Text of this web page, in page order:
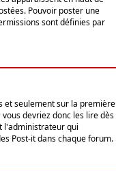
Pouvoir poster une
sont définies par
et seulement sur la première
devriez donc les lire dès
l'administrateur qui
Post-it dans chaque forum.